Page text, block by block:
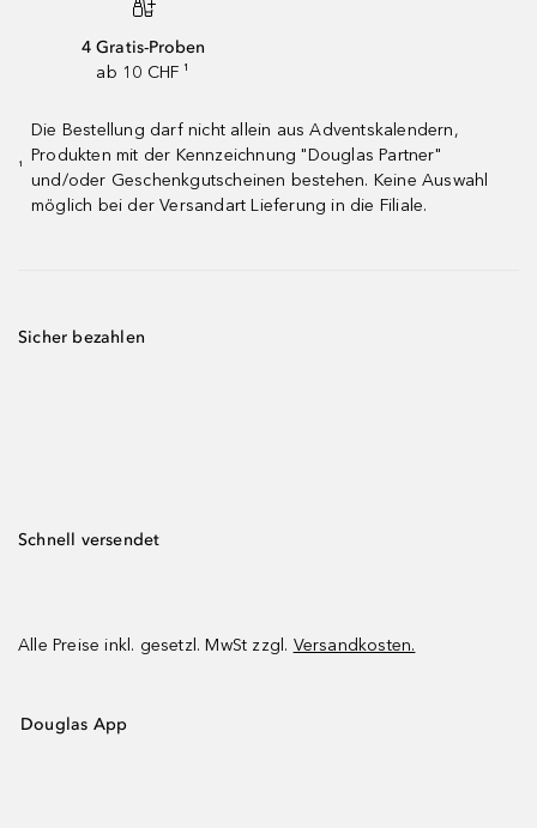
4 Gratis-Proben
ab 10 CHF ¹
¹
Die Bestellung darf nicht allein aus Adventskalendern,
Produkten mit der Kennzeichnung "Douglas Partner"
und/oder Geschenkgutscheinen bestehen. Keine Auswahl
möglich bei der Versandart Lieferung in die Filiale.
Sicher bezahlen
Schnell versendet
Alle Preise inkl. gesetzl. MwSt zzgl. Versandkosten.
Douglas App